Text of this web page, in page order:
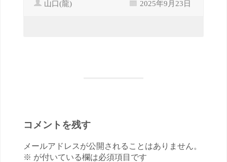
山口(龍) 2025年9月23日
コメントを残す
メールアドレスが公開されることはありません。
※ が付いている欄は必須項目です